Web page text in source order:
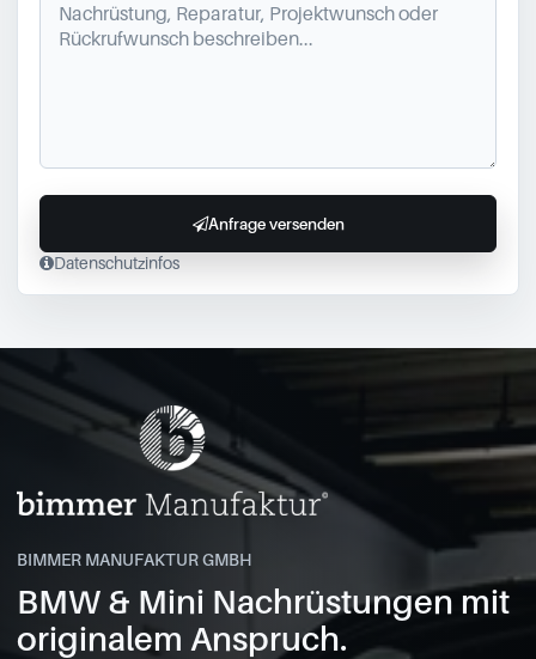
Datenschutzinfos
Anfrage versenden
BIMMER MANUFAKTUR GMBH
BMW & Mini Nachrüstungen mit
originalem Anspruch.